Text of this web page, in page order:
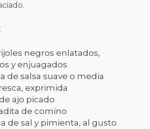
:
negros enlatados,
y enjuagados
de salsa suave o media
exprimida
ajo picado
de comino
de sal y pimienta, al gusto